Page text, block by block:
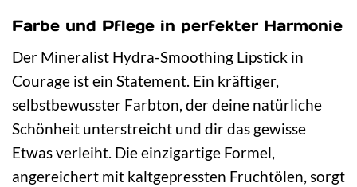
Farbe und Pflege in perfekter Harmonie
Der Mineralist Hydra-Smoothing Lipstick in
Courage ist ein Statement. Ein kräftiger,
selbstbewusster Farbton, der deine natürliche
Schönheit unterstreicht und dir das gewisse
Etwas verleiht. Die einzigartige Formel,
angereichert mit kaltgepressten Fruchtölen, sorgt